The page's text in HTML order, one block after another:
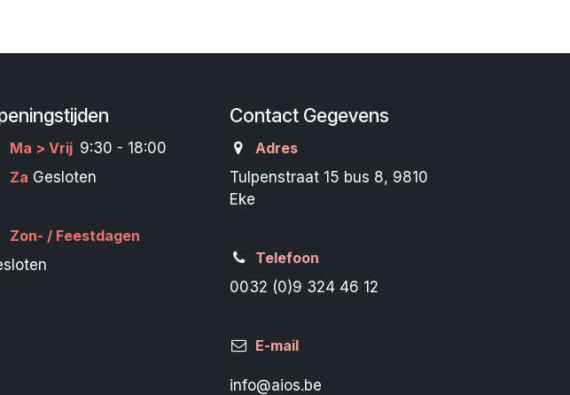
Ma > Vrij 9:30 - 18:00
Za Gesloten
Zon- / Feestdagen
Contact Gegevens
Adres
Tulpenstraat 15 bus 8, 9810
Eke
Telefoon
0032 (0)9 324 46 12
E-mail
info@aios.be